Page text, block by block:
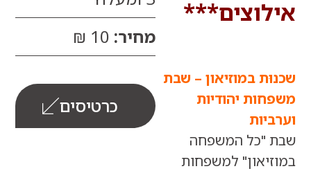
מחיר:10 ₪
כרטיסים
במוזיאון – שבת
יהודיות
המשפחה
למשפחות